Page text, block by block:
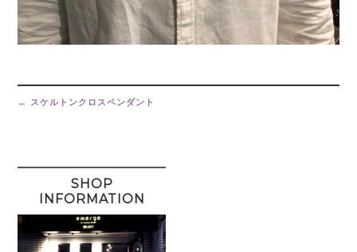
Post
navigation
← スケルトンクロスペンダント
SHOP
INFORMATION